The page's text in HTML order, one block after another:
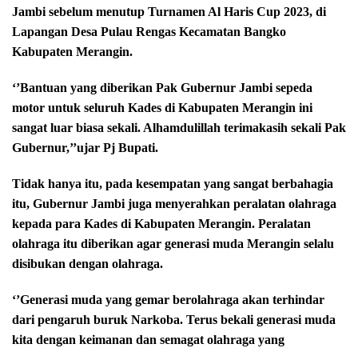
Jambi sebelum menutup Turnamen Al Haris Cup 2023, di
Lapangan Desa Pulau Rengas Kecamatan Bangko
Kabupaten Merangin.
‘’Bantuan yang diberikan Pak Gubernur Jambi sepeda
motor untuk seluruh Kades di Kabupaten Merangin ini
sangat luar biasa sekali. Alhamdulillah terimakasih sekali Pak
Gubernur,’’ujar Pj Bupati.
Tidak hanya itu, pada kesempatan yang sangat berbahagia
itu, Gubernur Jambi juga menyerahkan peralatan olahraga
kepada para Kades di Kabupaten Merangin. Peralatan
olahraga itu diberikan agar generasi muda Merangin selalu
disibukan dengan olahraga.
‘’Generasi muda yang gemar berolahraga akan terhindar
dari pengaruh buruk Narkoba. Terus bekali generasi muda
kita dengan keimanan dan semagat olahraga yang